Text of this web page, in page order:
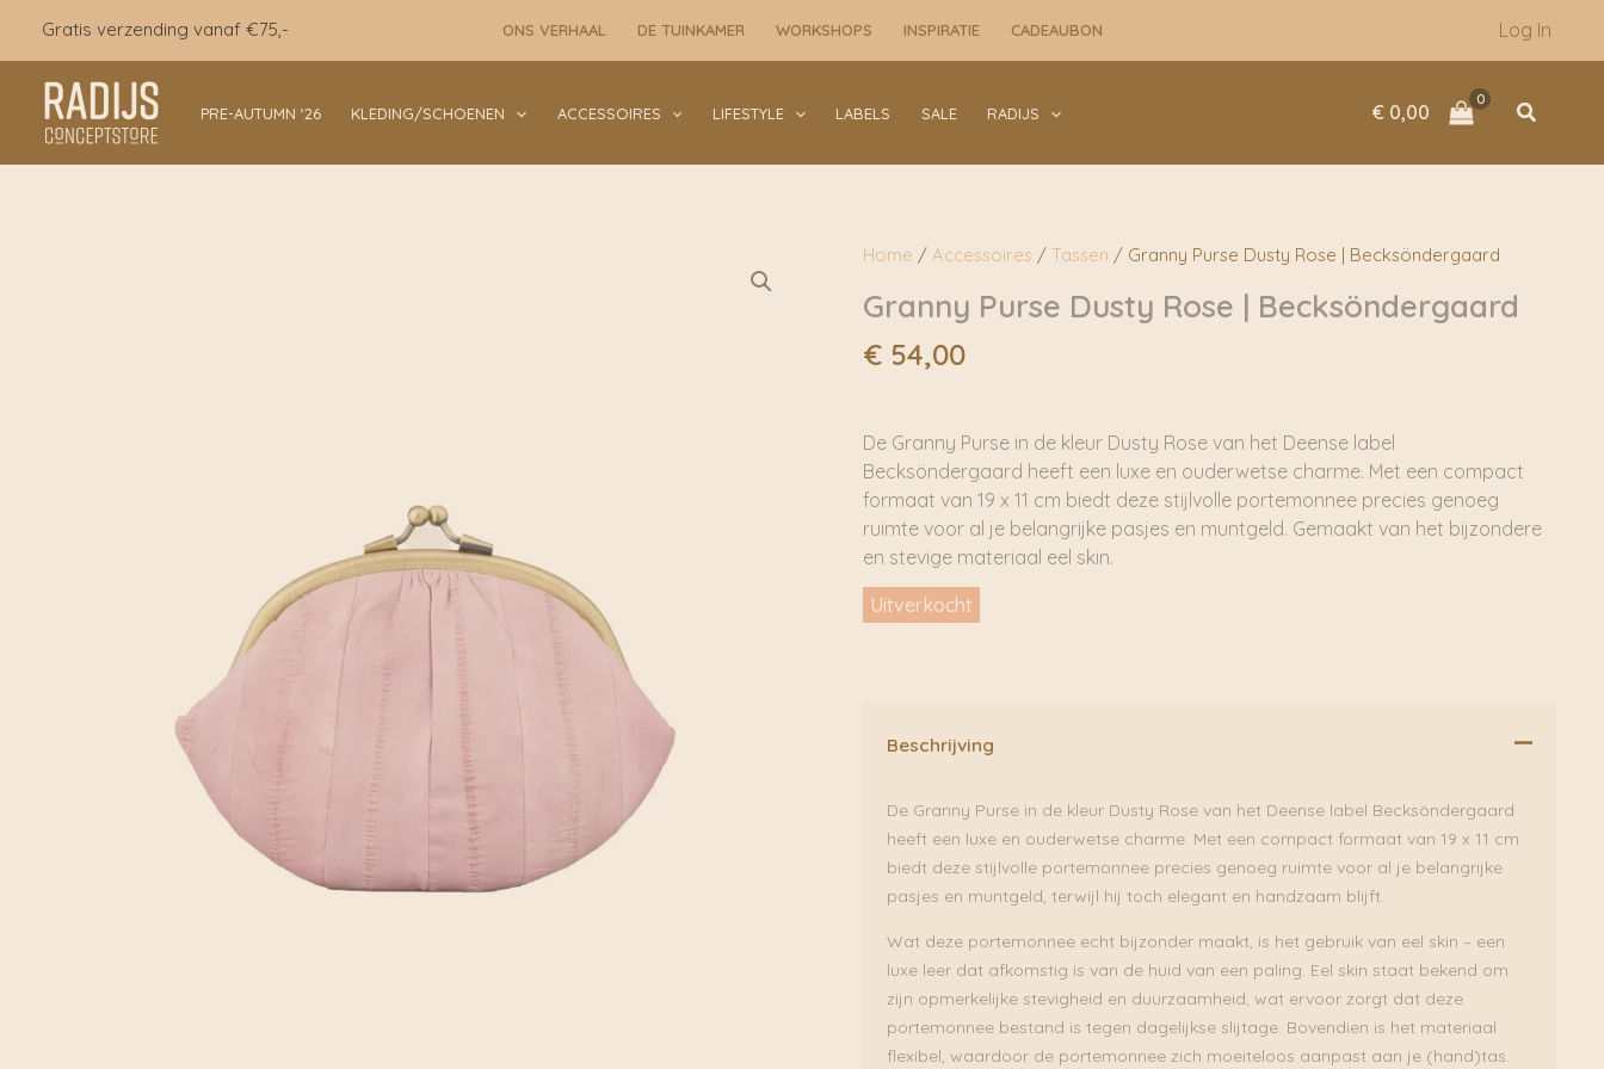
inhoud
Gratis verzending vanaf €75,- ONS VERHAAL DE TUINKAMER WORKSHOPS INSPIRATIE CADEAUBON Log In
PRE-AUTUMN ‘26 KLEDING/SCHOENEN ACCESSOIRES LIFESTYLE LABELS SALE RADIJS € 0,00 Zoeken
Home / Accessoires / Tassen / Granny Purse Dusty Rose | Becksöndergaard
Granny Purse Dusty Rose | Becksöndergaard
€54,00
De Granny Purse in de kleur Dusty Rose van het Deense label
Becksöndergaard heeft een luxe en ouderwetse charme. Met een compact
formaat van 19 x 11 cm biedt deze stijlvolle portemonnee precies genoeg
ruimte voor al je belangrijke pasjes en muntgeld. Gemaakt van het bijzondere
en stevige materiaal eel skin.
Uitverkocht
Beschrijving
De Granny Purse in de kleur Dusty Rose van het Deense label Becksöndergaard
heeft een luxe en ouderwetse charme. Met een compact formaat van 19 x 11 cm
biedt deze stijlvolle portemonnee precies genoeg ruimte voor al je belangrijke
pasjes en muntgeld, terwijl hij toch elegant en handzaam blijft.
Wat deze portemonnee echt bijzonder maakt, is het gebruik van eel skin – een
luxe leer dat afkomstig is van de huid van een paling. Eel skin staat bekend om
zijn opmerkelijke stevigheid en duurzaamheid, wat ervoor zorgt dat deze
portemonnee bestand is tegen dagelijkse slijtage. Bovendien is het materiaal
flexibel, waardoor de portemonnee zich moeiteloos aanpast aan je (hand)tas.